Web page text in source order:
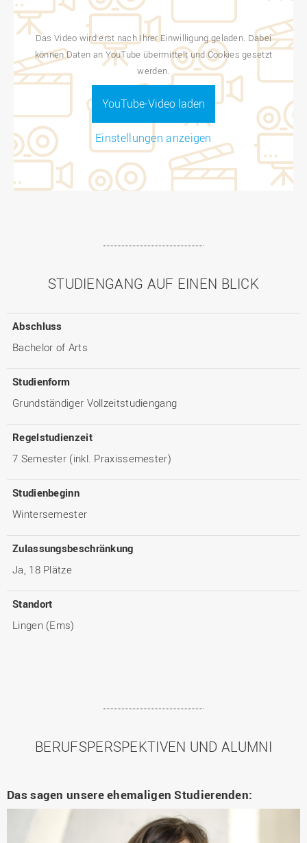
Das Video wird erst nach Ihrer Einwilligung geladen. Dabei
können Daten an YouTube übermittelt und Cookies gesetzt
werden.
YouTube-Video laden
Einstellungen anzeigen
STUDIENGANG AUF EINEN BLICK
Abschluss
Bachelor of Arts
Studienform
Grundständiger Vollzeitstudiengang
Regelstudienzeit
7 Semester (inkl. Praxissemester)
Studienbeginn
Wintersemester
Zulassungsbeschränkung
Ja, 18 Plätze
Standort
Lingen (Ems)
BERUFSPERSPEKTIVEN UND ALUMNI
Das sagen unsere ehemaligen Studierenden: